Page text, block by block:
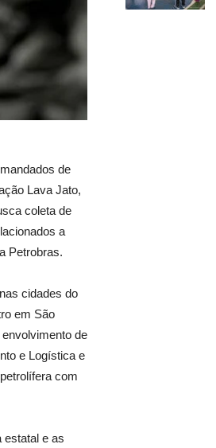
de
Lava Jato,
coleta de
a
Petrobras.
cidades do
em São
de
e Logística e
com
estatal e as